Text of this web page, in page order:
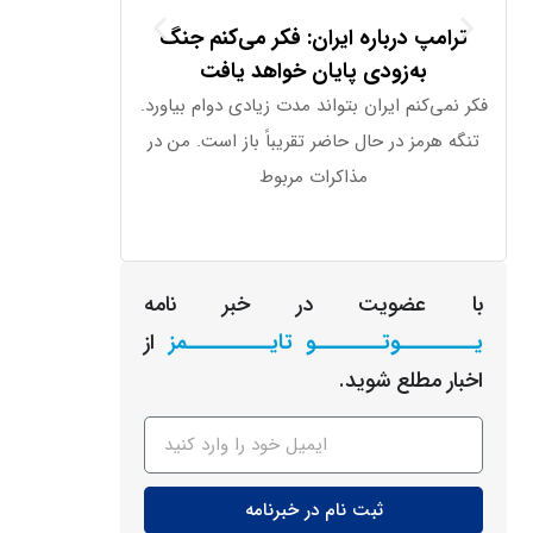
ترامپ درباره ایران: فکر می‌کنم جنگ
به‌زودی پایان خواهد یافت
فکر نمی‌کنم ایران بتواند مدت زیادی دوام بیاورد.
تنگه هرمز در حال حاضر تقریباً باز است. من در
مذاکرات مربوط
با عضویت در خبر نامه
یـــــــــوتــــــــو تایــــــــــمز از
اخبار مطلع شوید.
ثبت نام در خبرنامه